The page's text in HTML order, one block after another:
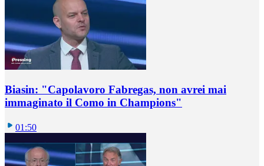
Biasin: "Capolavoro Fabregas, non avrei mai
immaginato il Como in Champions"
01:50